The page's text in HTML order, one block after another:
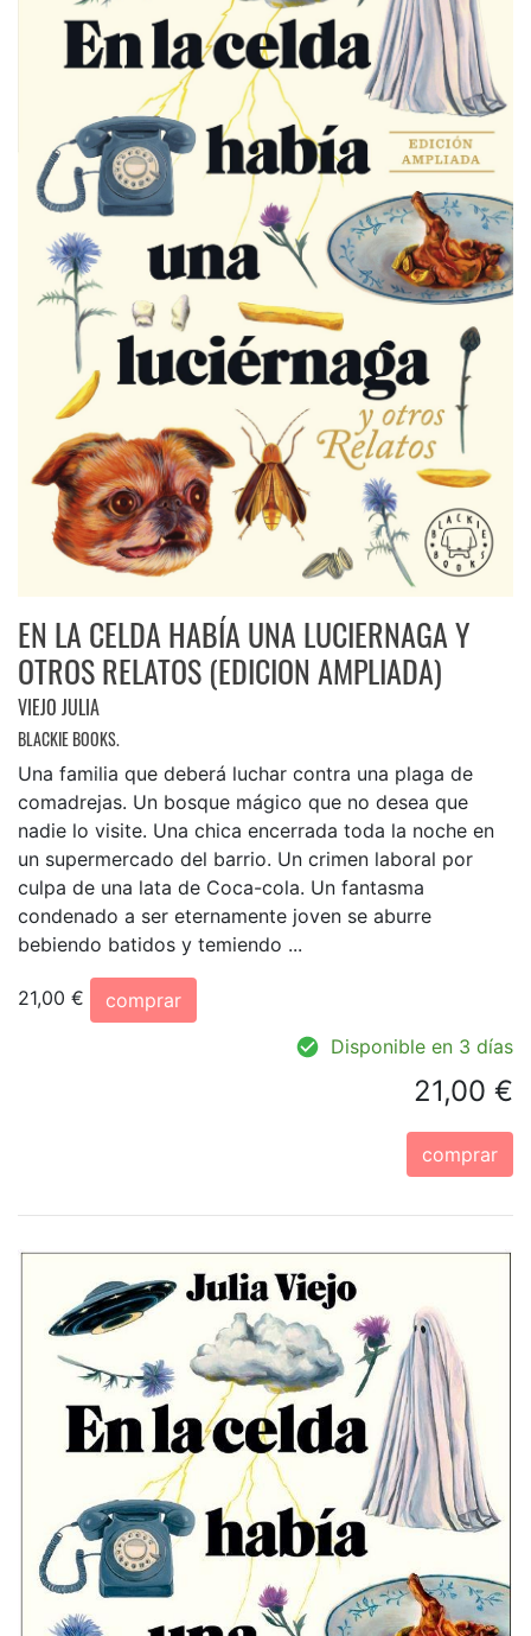
EN LA CELDA HABÍA UNA LUCIERNAGA Y
OTROS RELATOS (EDICION AMPLIADA)
VIEJO JULIA
BLACKIE BOOKS.
Una familia que deberá luchar contra una plaga de
comadrejas. Un bosque mágico que no desea que
nadie lo visite. Una chica encerrada toda la noche en
un supermercado del barrio. Un crimen laboral por
culpa de una lata de Coca-cola. Un fantasma
condenado a ser eternamente joven se aburre
bebiendo batidos y temiendo ...
21,00 €
comprar
Disponible en 3 días
21,00 €
comprar